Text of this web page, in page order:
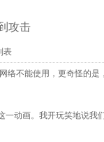
攻击
表
络不能使用，更奇怪的是
动画。我开玩笑地说我